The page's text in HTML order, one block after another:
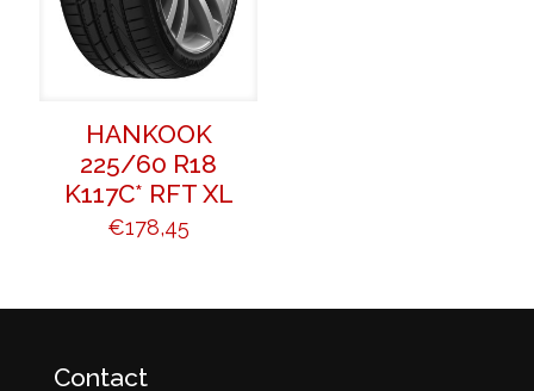
HANKOOK
225/60 R18
K117C* RFT XL
€178,45
Contact